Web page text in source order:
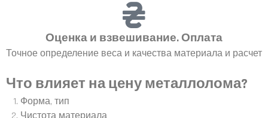
Оценка и взвешивание. Оплата
Точное определение веса и качества материала и расчет
Что влияет на цену металлолома?
Форма, тип